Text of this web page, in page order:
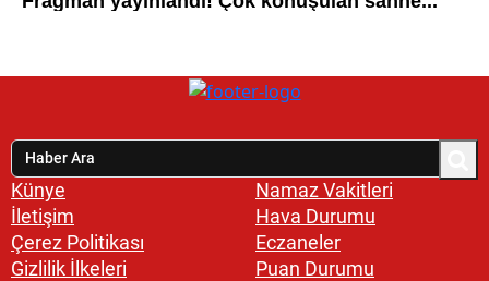
Künye
İletişim
Çerez Politikası
Gizlilik İlkeleri
Namaz Vakitleri
Hava Durumu
Eczaneler
Puan Durumu